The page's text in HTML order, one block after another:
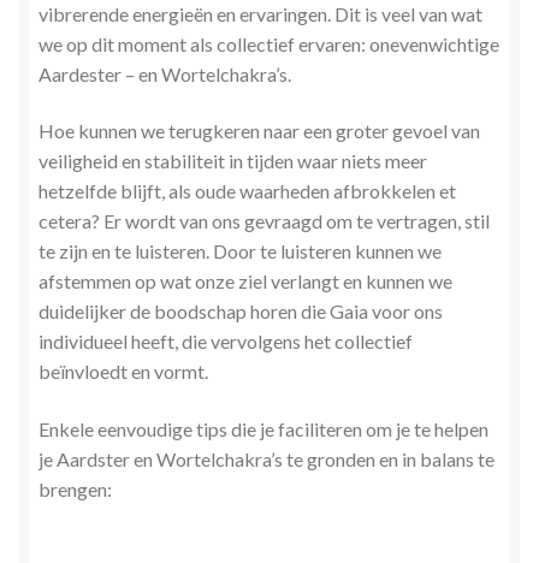
vibrerende energieën en ervaringen. Dit is veel van wat
we op dit moment als collectief ervaren: onevenwichtige
Aardester – en Wortelchakra’s.
Hoe kunnen we terugkeren naar een groter gevoel van
veiligheid en stabiliteit in tijden waar niets meer
hetzelfde blijft, als oude waarheden afbrokkelen et
cetera? Er wordt van ons gevraagd om te vertragen, stil
te zijn en te luisteren. Door te luisteren kunnen we
afstemmen op wat onze ziel verlangt en kunnen we
duidelijker de boodschap horen die Gaia voor ons
individueel heeft, die vervolgens het collectief
beïnvloedt en vormt.
Enkele eenvoudige tips die je faciliteren om je te helpen
je Aardster en Wortelchakra’s te gronden en in balans te
brengen: